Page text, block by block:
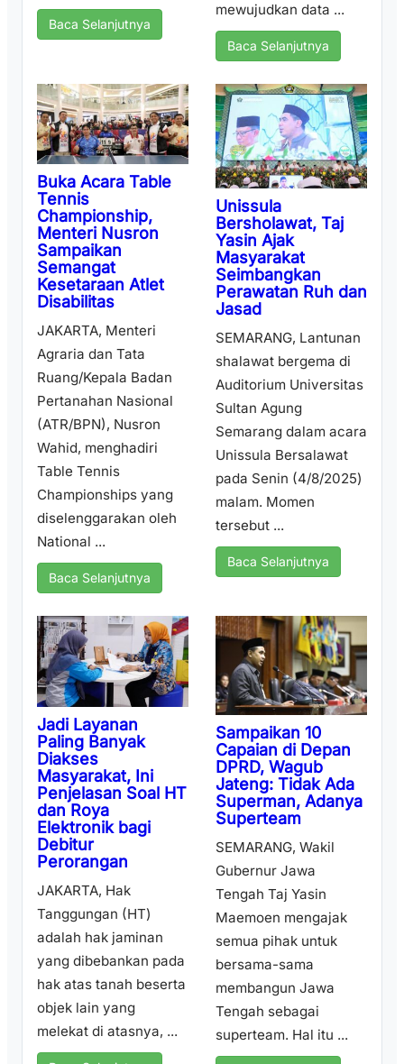
Baca Selanjutnya
mewujudkan data ...
Baca Selanjutnya
Buka Acara Table
Tennis
Championship,
Menteri Nusron
Sampaikan
Semangat
Kesetaraan Atlet
Disabilitas
JAKARTA, Menteri
Agraria dan Tata
Ruang/Kepala Badan
Pertanahan Nasional
(ATR/BPN), Nusron
Wahid, menghadiri
Table Tennis
Championships yang
diselenggarakan oleh
National ...
Baca Selanjutnya
Unissula
Bersholawat, Taj
Yasin Ajak
Masyarakat
Seimbangkan
Perawatan Ruh dan
Jasad
SEMARANG, Lantunan
shalawat bergema di
Auditorium Universitas
Sultan Agung
Semarang dalam acara
Unissula Bersalawat
pada Senin (4/8/2025)
malam. Momen
tersebut ...
Baca Selanjutnya
Jadi Layanan
Paling Banyak
Diakses
Masyarakat, Ini
Penjelasan Soal HT
dan Roya
Elektronik bagi
Debitur
Perorangan
JAKARTA, Hak
Tanggungan (HT)
adalah hak jaminan
yang dibebankan pada
hak atas tanah beserta
objek lain yang
melekat di atasnya, ...
Sampaikan 10
Capaian di Depan
DPRD, Wagub
Jateng: Tidak Ada
Superman, Adanya
Superteam
SEMARANG, Wakil
Gubernur Jawa
Tengah Taj Yasin
Maemoen mengajak
semua pihak untuk
bersama-sama
membangun Jawa
Tengah sebagai
superteam. Hal itu ...